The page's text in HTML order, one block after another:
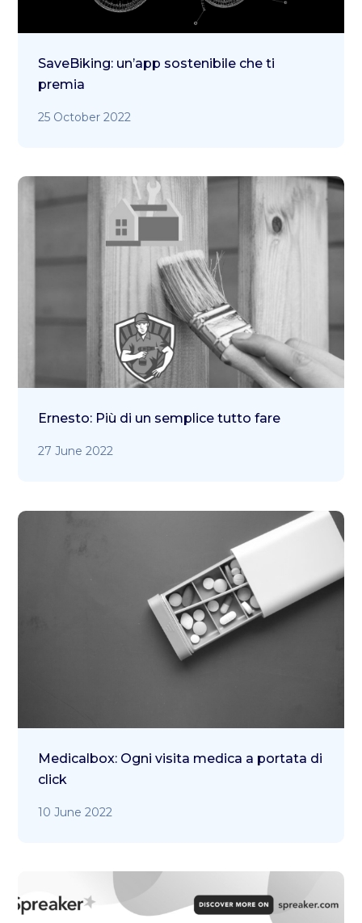
SaveBiking: un’app sostenibile che ti
premia
25 October 2022
Ernesto: Più di un semplice tutto fare
27 June 2022
Medicalbox: Ogni visita medica a portata di
click
10 June 2022